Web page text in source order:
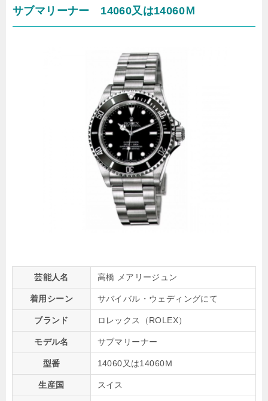
サブマリーナー 14060又は14060Ｍ
芸能人名 高橋 メアリージュン
着用シーン サバイバル・ウェディングにて
ブランド ロレックス（ROLEX）
モデル名 サブマリーナー
型番 14060又は14060Ｍ
生産国 スイス